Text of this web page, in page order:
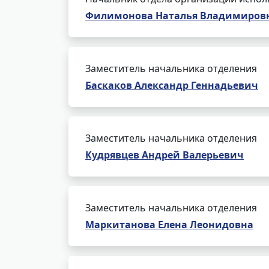
Филимонова Наталья
Заместитель начальника отделения
Баскаков Александр Геннадьевич
Заместитель начальника отделения
Кудрявцев Андрей Валерьевич
Заместитель начальника отделения
Маркитанова Елена Леонидовна